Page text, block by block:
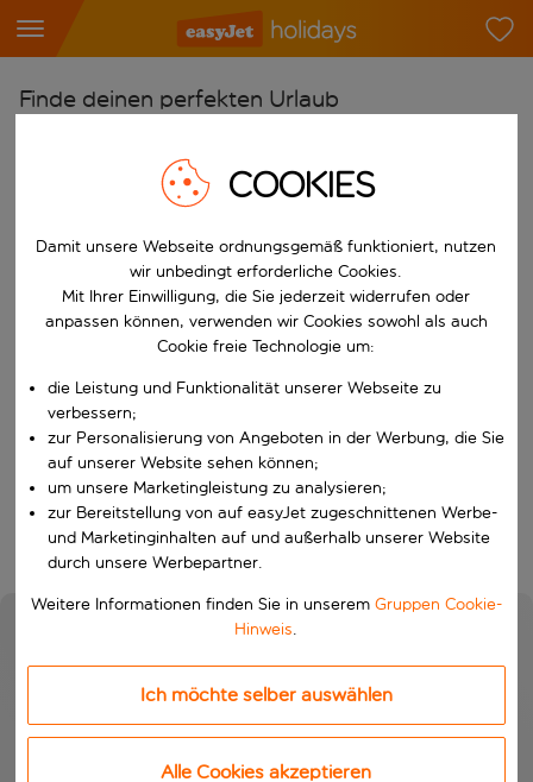
Finde deinen perfekten Urlaub
Flughafen wählen
Beginne mit der Eingabe für die automatische
Reiseziel wählen
Nach
Wähle ein Ab- und Rückflugdatum aus.
Reisezeitraum wählen
Wann
Wer
Suchen
COOKIES
Damit unsere Webseite ordnungsgemäß funktioniert, nutzen
wir unbedingt erforderliche Cookies.
Mit Ihrer Einwilligung, die Sie jederzeit widerrufen oder
anpassen können, verwenden wir Cookies sowohl als auch
Cookie freie Technologie um:
die Leistung und Funktionalität unserer Webseite zu
verbessern;
zur Personalisierung von Angeboten in der Werbung, die Sie
auf unserer Website sehen können;
um unsere Marketingleistung zu analysieren;
zur Bereitstellung von auf easyJet zugeschnittenen Werbe-
und Marketinginhalten auf und außerhalb unserer Website
durch unsere Werbepartner.
Weitere Informationen finden Sie in unserem Gruppen Cookie-
Hinweis.
Ich möchte selber auswählen
Alle Cookies akzeptieren